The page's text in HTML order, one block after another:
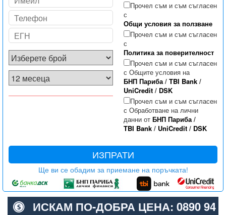
Прочел съм и съм съгласен
с
Общи условия за ползване
Прочел съм и съм съгласен
с
Политика за поверителност
Прочел съм и съм съгласен
с Общите условия на
БНП Париба/ TBI Bank/
UniCredit/ DSK
Прочел съм и съм съгласен
с Обработване на лични
данни от БНП Париба/
TBI Bank/ UniCredit/ DSK
ИЗПРАТИ
Ще ви се обадим за приемане на поръчката!
ИСКАМ ПО-ДОБРА ЦЕНА: 0890 94